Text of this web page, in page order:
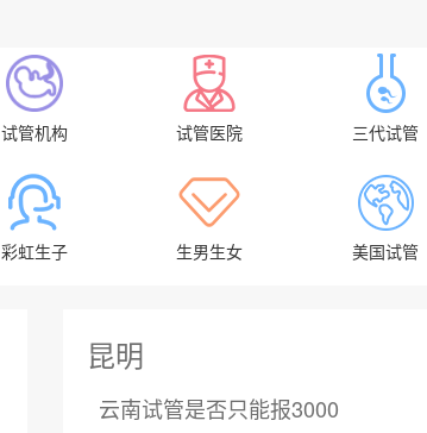
试管机构 试管医院 三代试管
彩虹生子 生男生女 美国试管
昆明
云南试管是否只能报3000